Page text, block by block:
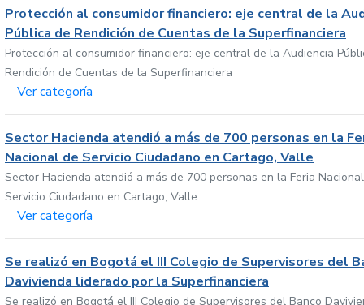
Protección al consumidor financiero: eje central de la
Pública de Rendición de Cuentas de la Superfinanciera
Protección al consumidor financiero: eje central de la Audiencia
Rendición de Cuentas de la Superfinanciera
Ver categoría
Sector Hacienda atendió a más de 700 personas en la
Nacional de Servicio Ciudadano en Cartago, Valle
Sector Hacienda atendió a más de 700 personas en la Feria
Servicio Ciudadano en Cartago, Valle
Ver categoría
Se realizó en Bogotá el III Colegio de Supervisores del
Davivienda liderado por la Superfinanciera
Se realizó en Bogotá el III Colegio de Supervisores del Banco